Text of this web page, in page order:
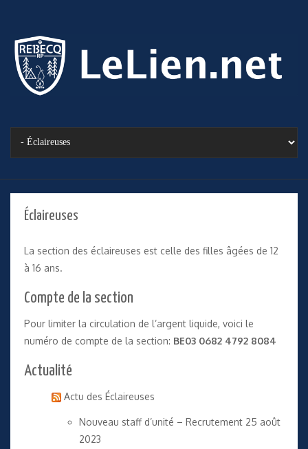
Éclaireuses
La section des éclaireuses est celle des filles âgées de 12
à 16 ans.
Compte de la section
Pour limiter la circulation de l’argent liquide, voici le
numéro de compte de la section: BE03 0682 4792 8084
Actualité
Actu des Éclaireuses
Nouveau staff d’unité – Recrutement 25 août
2023